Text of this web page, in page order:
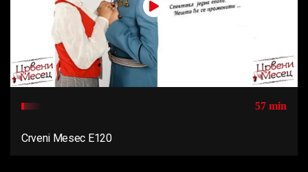
57 min
Crveni Mesec E120